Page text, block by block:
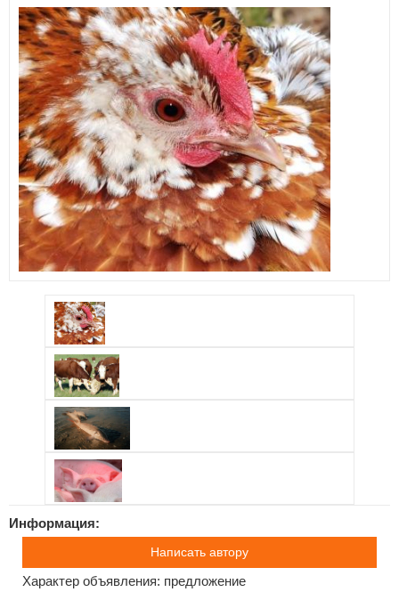
Информация:
Написать автору
Характер объявления: предложение